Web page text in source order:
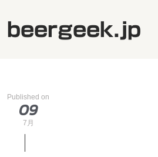
beergeek.jp
Published on
09
7月